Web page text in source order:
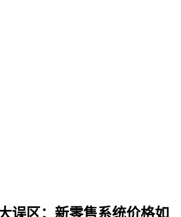
误区：新零售系统价格如